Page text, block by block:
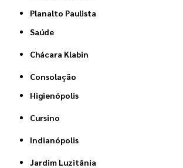
Planalto Paulista
Saúde
Chácara Klabin
Consolação
Higienópolis
Cursino
Indianópolis
Jardim Luzitânia